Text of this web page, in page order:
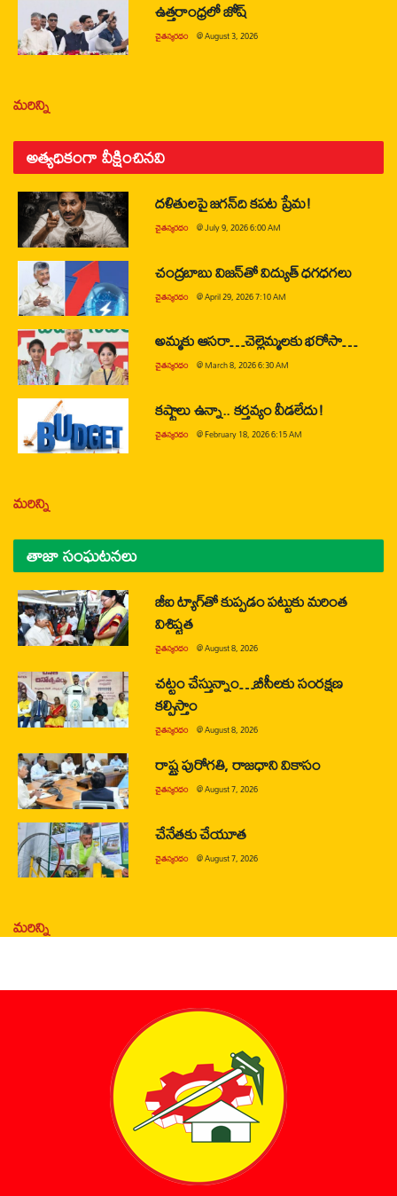
ఉత్తరాంధ్రలో జోష్
చైతన్యరధం @August 3, 2026
మరిన్ని
అత్యధికంగా వీక్షించినవి
దళితులపై జగన్‌ది కపట ప్రేమ!
చైతన్యరధం @July 9, 2026 6:00 AM
చంద్రబాబు విజన్‌తో విద్యుత్ ధగధగలు
చైతన్యరధం @April 29, 2026 7:10 AM
అమ్మకు ఆసరా…చెల్లెమ్మలకు భరోసా…
చైతన్యరధం @March 8, 2026 6:30 AM
కష్టాలు ఉన్నా.. కర్తవ్యం వీడలేదు!
చైతన్యరధం @February 18, 2026 6:15 AM
మరిన్ని
తాజా సంఘటనలు
జీఐ ట్యాగ్‌తో కుప్పడం పట్టుకు మరింత
విశిష్టత
చైతన్యరధం @August 8, 2026
చట్టం చేస్తున్నాం…బీసీలకు సంరక్షణ
కల్పిస్తాం
చైతన్యరధం @August 8, 2026
రాష్ట్ర పురోగతి, రాజధాని వికాసం
చైతన్యరధం @August 7, 2026
చేనేతకు చేయూత
చైతన్యరధం @August 7, 2026
మరిన్ని